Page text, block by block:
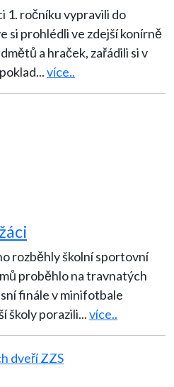
1. ročníku vypravili do
si prohlédli ve zdejší konírně
a hraček, zařádili si v
...více..
rozběhly školní sportovní
proběhlo na travnatých
finále v minifotbale
školy porazili...více..